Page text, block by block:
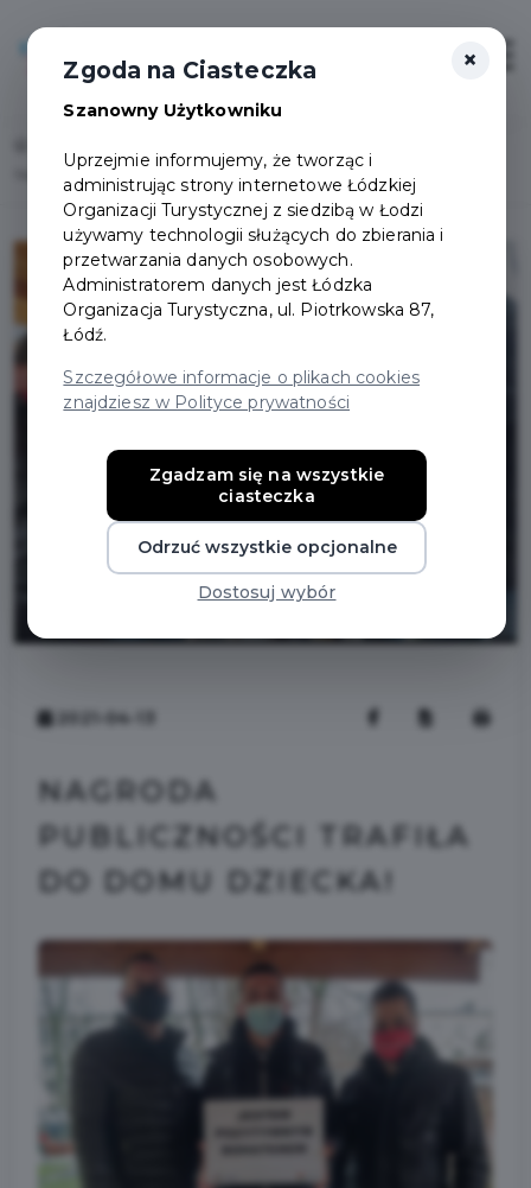
Login/Rejestracja
Nagroda Publiczności trafiła do Domu Dziecka!
2021-04-13
NAGRODA
PUBLICZNOŚCI TRAFIŁA
DO DOMU DZIECKA!
×
Zgoda na Ciasteczka
Szanowny Użytkowniku
Uprzejmie informujemy, że tworząc i
administrując strony internetowe Łódzkiej
Organizacji Turystycznej z siedzibą w Łodzi
używamy technologii służących do zbierania i
przetwarzania danych osobowych.
Administratorem danych jest Łódzka
Organizacja Turystyczna, ul. Piotrkowska 87,
Łódź.
Szczegółowe informacje o plikach cookies
znajdziesz w Polityce prywatności
Zgadzam się na wszystkie
ciasteczka
Odrzuć wszystkie opcjonalne
Dostosuj wybór